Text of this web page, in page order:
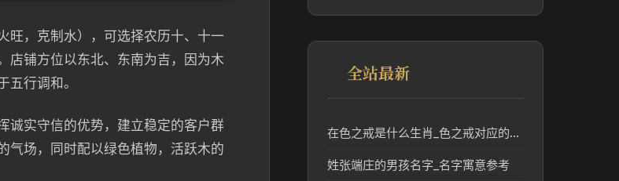
旺，克制水），可选择农历十、十一
店铺方位以东北、东南为吉，因为木
行调和。
诚实守信的优势，建立稳定的客户群
气场，同时配以绿色植物，活跃木的
全站最新
在色之戒是什么生肖_色之戒对应的生肖文化与传统解读
姓张端庄的男孩名字_名字寓意参考